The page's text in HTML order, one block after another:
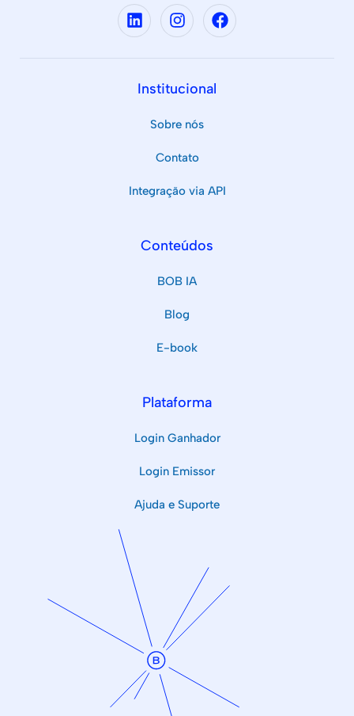
Institucional
Sobre nós
Contato
Integração via API
Conteúdos
BOB IA
Blog
E-book
Plataforma
Login Ganhador
Login Emissor
Ajuda e Suporte